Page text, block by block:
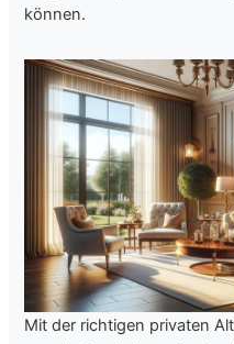
können.
Mit der richtigen privaten